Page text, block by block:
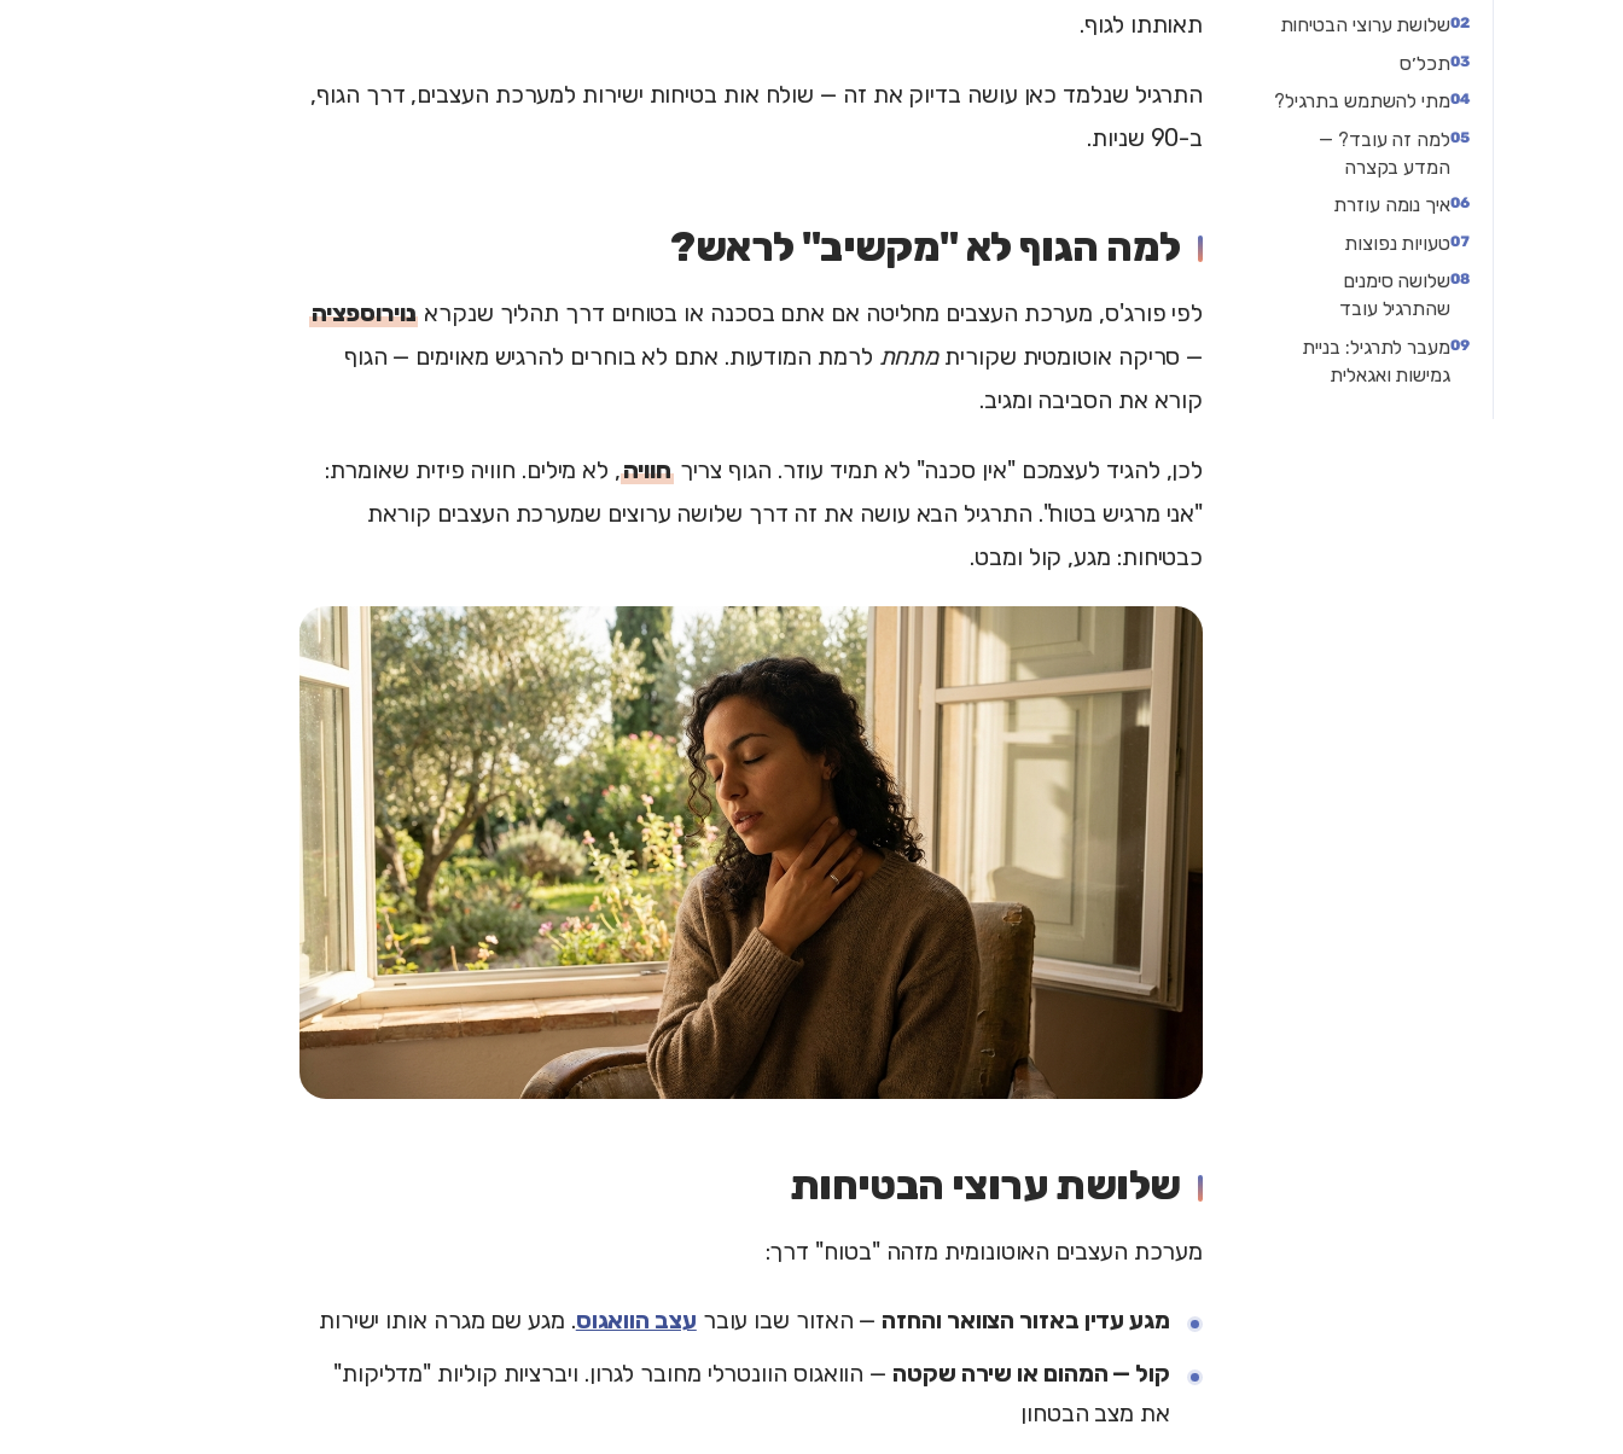
שלושת ערוצי הבטיחות
תכל׳ס
מתי להשתמש בתרגיל?
למה זה עובד? —
המדע בקצרה
איך נומה עוזרת
טעויות נפוצות
שלושה סימנים
שהתרגיל עובד
מעבר לתרגיל: בניית
גמישות ואגאלית
תאותתו לגוף.
התרגיל שנלמד כאן עושה בדיוק את זה — שולח אות בטיחות ישירות למערכת העצבים, דרך הגוף,
ב-90 שניות.
למה הגוף לא "מקשיב" לראש?
לפי פורג'ס, מערכת העצבים מחליטה אם אתם בסכנה או בטוחים דרך תהליך שנקרא נוירוספציה
— סריקה אוטומטית שקוריתמתחת לרמת המודעות. אתם לא בוחרים להרגיש מאוימים — הגוף
קורא את הסביבה ומגיב.
לכן, להגיד לעצמכם "אין סכנה" לא תמיד עוזר. הגוף צריךחוויה, לא מילים. חוויה פיזית שאומרת:
"אני מרגיש בטוח". התרגיל הבא עושה את זה דרך שלושה ערוצים שמערכת העצבים קוראת
כבטיחות: מגע, קול ומבט.
שלושת ערוצי הבטיחות
מערכת העצבים האוטונומית מזהה "בטוח" דרך:
מגע עדין באזור הצוואר והחזה — האזור שבו עובר עצב הוואגוס. מגע שם מגרה אותו ישירות
קול — המהום או שירה שקטה — הוואגוס הוונטרלי מחובר לגרון. ויברציות קוליות "מדליקות"
את מצב הבטחון